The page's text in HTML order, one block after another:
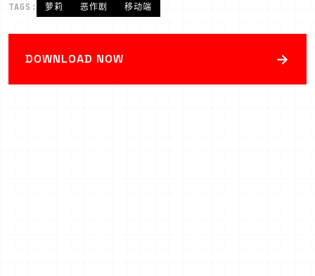
TAGS: 萝莉 恶作剧 移动端
DOWNLOAD NOW →